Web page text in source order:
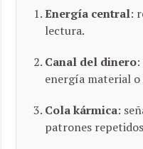
Energía central:
lectura.
Canal del dinero
energía material
Cola kármica:
patrones